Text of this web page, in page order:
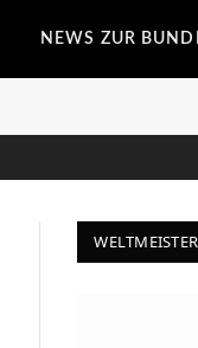
NEWS ZUR